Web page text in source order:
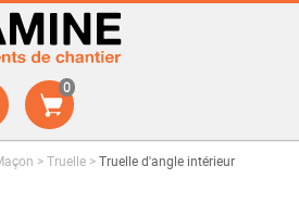
0
>Truelle >Truelle d'angle intérieur